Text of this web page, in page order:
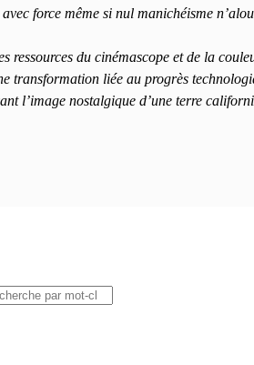
force même si nul manichéisme
ressources du cinémascope et de la
transformation liée au progrès
l’image nostalgique d’une terre